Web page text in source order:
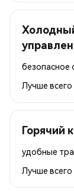
безопасное
Лучше всего
Горячий
удобные
Лучше всего